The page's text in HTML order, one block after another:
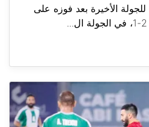
الأخيرة بعد فوزه على